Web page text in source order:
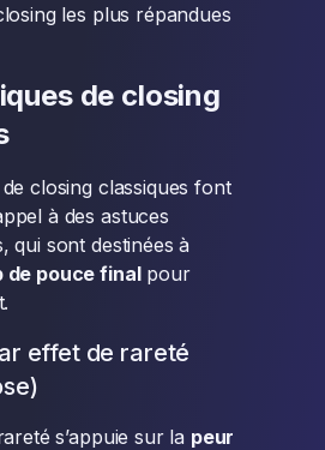
les plus répandues
de closing
closing classiques font
à des astuces
qui sont destinées à
de pouce finalpour
effet de rareté
s’appuie sur la peur